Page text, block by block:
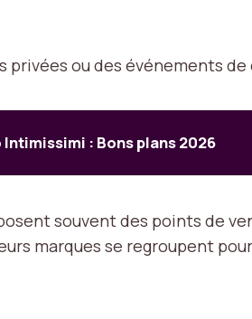
ou des événements
: Bons plans 2026
souvent des points de
marques se regroupent